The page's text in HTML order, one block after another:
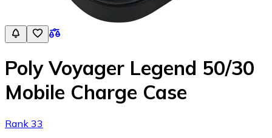
Poly Voyager Legend 50/30
Mobile Charge Case
Rank 33